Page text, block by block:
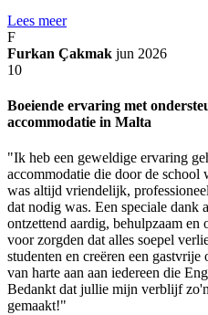
Lees meer
F
Furkan Çakmak jun 2026
10
Boeiende ervaring met
accommodatie in Malta
"Ik heb een geweldige ervaring
accommodatie die door de school
was altijd vriendelijk,
dat nodig was. Een speciale dank
ontzettend aardig, behulpzaam en
voor zorgden dat alles soepel
studenten en creëren een
van harte aan aan iedereen die
Bedankt dat jullie mijn verblijf
gemaakt!"